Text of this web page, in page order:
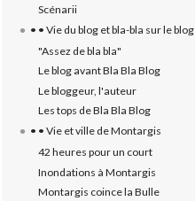
Scénarii
• • Vie du blog et bla-bla sur le blog
"Assez de bla bla"
Le blog avant Bla Bla Blog
Le bloggeur, l'auteur
Les tops de Bla Bla Blog
• • Vie et ville de Montargis
42 heures pour un court
Inondations à Montargis
Montargis coince la Bulle